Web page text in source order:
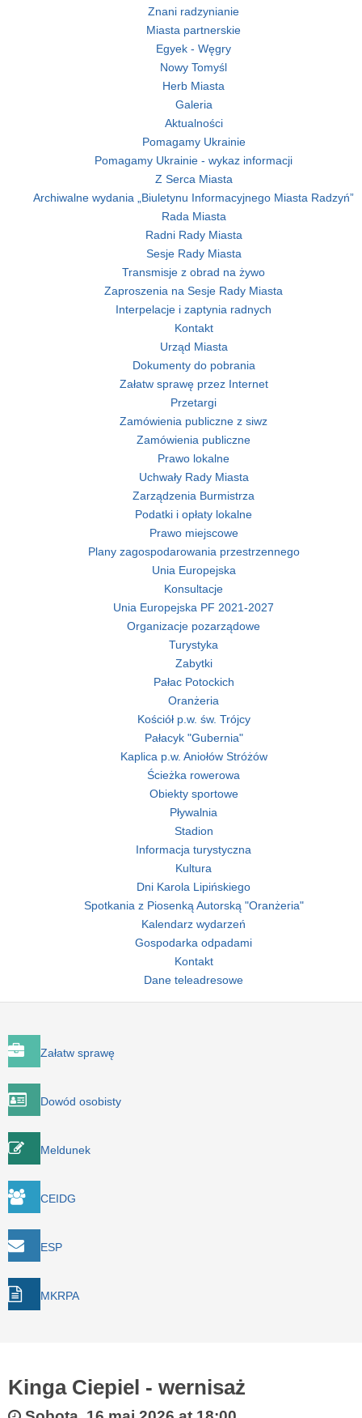
Znani radzynianie
Miasta partnerskie
Egyek - Węgry
Nowy Tomyśl
Herb Miasta
Galeria
Aktualności
Pomagamy Ukrainie
Pomagamy Ukrainie - wykaz informacji
Z Serca Miasta
Archiwalne wydania „Biuletynu Informacyjnego Miasta Radzyń”
Rada Miasta
Radni Rady Miasta
Sesje Rady Miasta
Transmisje z obrad na żywo
Zaproszenia na Sesje Rady Miasta
Interpelacje i zaptynia radnych
Kontakt
Urząd Miasta
Dokumenty do pobrania
Załatw sprawę przez Internet
Przetargi
Zamówienia publiczne z siwz
Zamówienia publiczne
Prawo lokalne
Uchwały Rady Miasta
Zarządzenia Burmistrza
Podatki i opłaty lokalne
Prawo miejscowe
Plany zagospodarowania przestrzennego
Unia Europejska
Konsultacje
Unia Europejska PF 2021-2027
Organizacje pozarządowe
Turystyka
Zabytki
Pałac Potockich
Oranżeria
Kościół p.w. św. Trójcy
Pałacyk "Gubernia"
Kaplica p.w. Aniołów Stróżów
Ścieżka rowerowa
Obiekty sportowe
Pływalnia
Stadion
Informacja turystyczna
Kultura
Dni Karola Lipińskiego
Spotkania z Piosenką Autorską "Oranżeria"
Kalendarz wydarzeń
Gospodarka odpadami
Kontakt
Dane teleadresowe
Załatw sprawę
Dowód osobisty
Meldunek
CEIDG
ESP
MKRPA
Kinga Ciepiel - wernisaż